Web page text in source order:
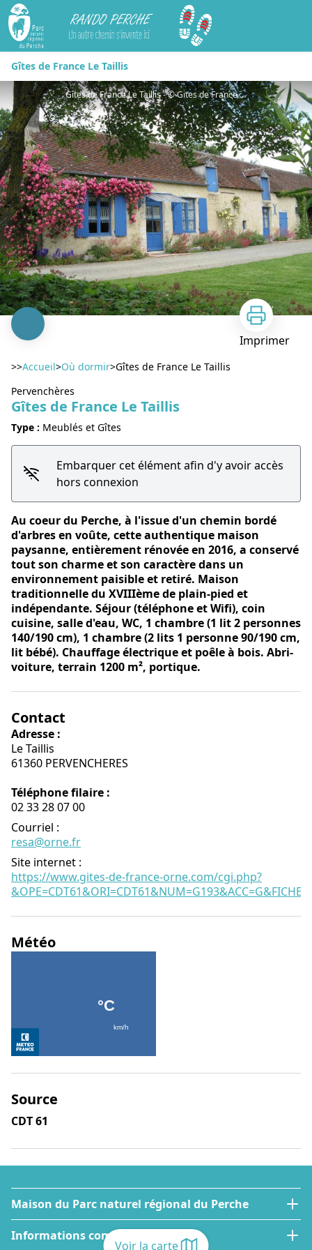
Rando Perche
Gîtes de France Le Taillis
Voir la carte
Gîtes de France Le Taillis - © Gites de France Orne
Imprimer
>>Accueil>Où dormir>Gîtes de France Le Taillis
Pervenchères
Gîtes de France Le Taillis
Type : Meublés et Gîtes
Embarquer cet élément afin d'y avoir accès
hors connexion
Au coeur du Perche, à l'issue d'un chemin bordé
d'arbres en voûte, cette authentique maison
paysanne, entièrement rénovée en 2016, a conservé
tout son charme et son caractère dans un
environnement paisible et retiré. Maison
traditionnelle du XVIIIème de plain-pied et
indépendante. Séjour (téléphone et Wifi), coin
cuisine, salle d'eau, WC, 1 chambre (1 lit 2 personnes
140/190 cm), 1 chambre (2 lits 1 personne 90/190 cm,
lit bébé). Chauffage électrique et poêle à bois. Abri-
voiture, terrain 1200 m², portique.
Contact
Adresse :
Le Taillis
61360 PERVENCHERES
Téléphone filaire :
02 33 28 07 00
Courriel :
resa@orne.fr
Site internet :
https://www.gites-de-france-orne.com/cgi.php?
Météo
Source
CDT 61
Maison du Parc naturel régional du Perche
Informations complémentaires